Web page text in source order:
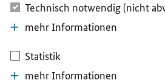
Technisch notwendig (nicht
mehr Informationen
Statistik
mehr Informationen